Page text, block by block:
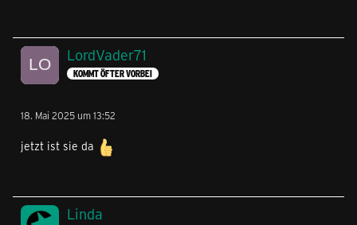
LordVader71
KOMMT ÖFTER VORBEI
18. Mai 2025 um 13:52
jetzt ist sie da
Linda